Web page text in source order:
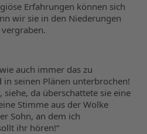
Erfahrungen können sich
wir sie in den Niederungen
auch immer das zu
seinen Plänen unterbrochen!
siehe, da überschattete sie eine
Stimme aus der Wolke
Sohn, an dem ich
ihr hören!“